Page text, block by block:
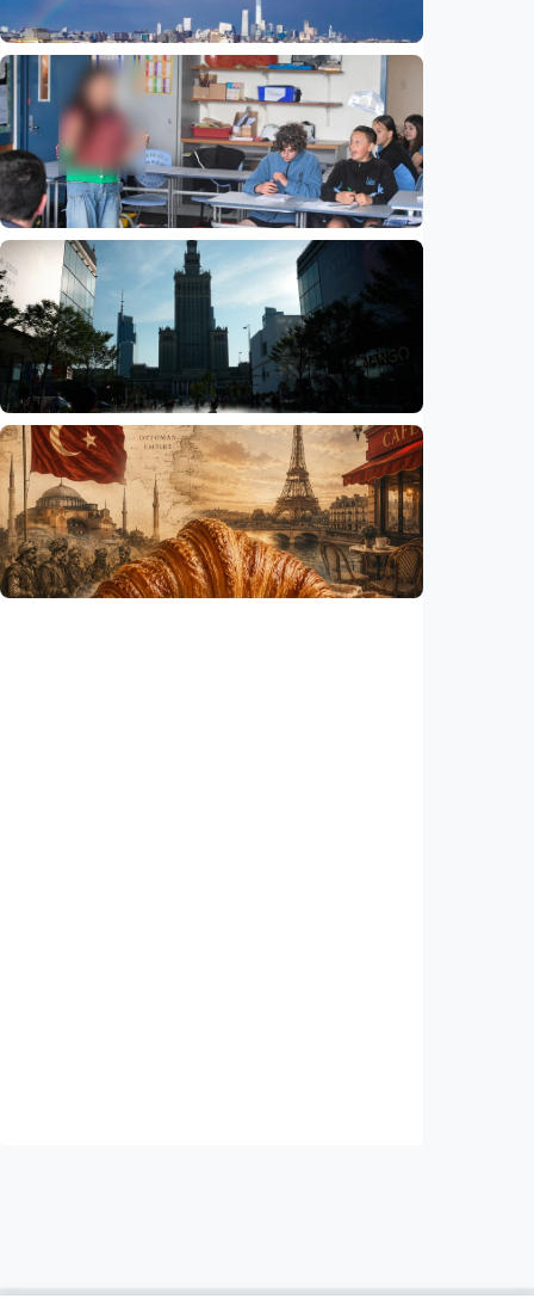
Humaniora
Beijing jadi ibu kota arsitektur dunia
UNESCO-UIA 2029. Apa alasannya?
Indonesia•06 Aug 2026
Humaniora
Sekolah di Selandia Baru tambah mata
pelajaran berbasis industri, dari AI hingga
pariwisata
Indonesia •06 Aug 2026
Humaniora
Gelombang panas bisa memicu kecemasan
hingga depresi pada anak, ini temuan
peneliti
Indonesia•06 Aug 2026